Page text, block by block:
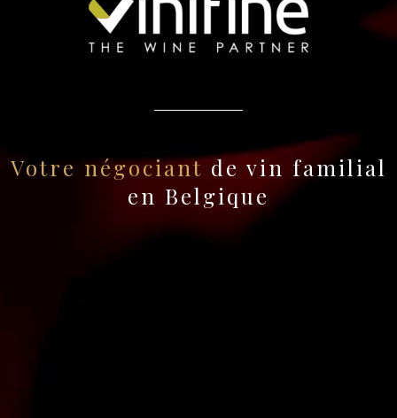
Votre négociantde vin familial
en Belgique